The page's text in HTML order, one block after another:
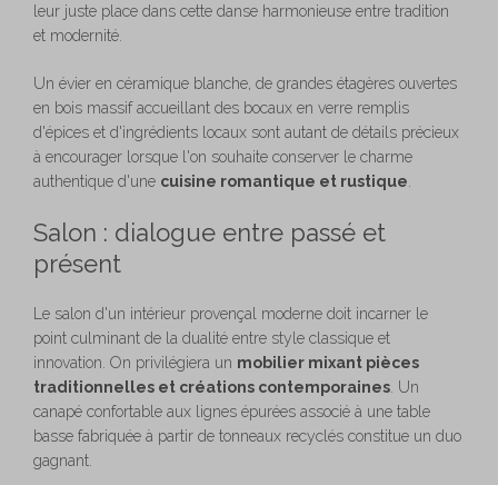
leur juste place dans cette danse harmonieuse entre tradition
et modernité.
Un évier en céramique blanche, de grandes étagères ouvertes
en bois massif accueillant des bocaux en verre remplis
d'épices et d'ingrédients locaux sont autant de détails précieux
à encourager lorsque l'on souhaite conserver le charme
authentique d'une cuisine romantique et rustique
Salon : dialogue entre passé et
présent
Le salon d'un intérieur provençal moderne doit incarner le
point culminant de la dualité entre style classique et
innovation. On privilégiera un mobilier mixant pièces
traditionnelles et créations contemporaines . Un
canapé confortable aux lignes épurées associé à une table
basse fabriquée à partir de tonneaux recyclés constitue un duo
gagnant.